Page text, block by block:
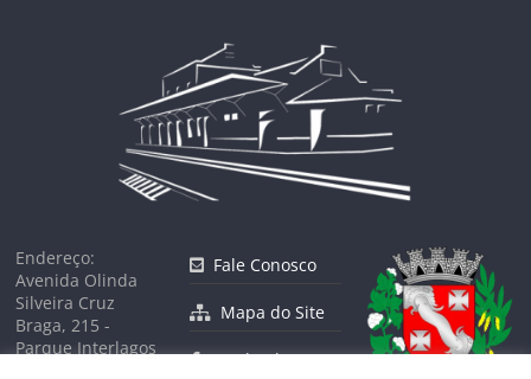
Endereço:
Avenida Olinda
Silveira Cruz
Braga, 215 -
Parque Interlagos
Fale Conosco
Mapa do Site
Facebook